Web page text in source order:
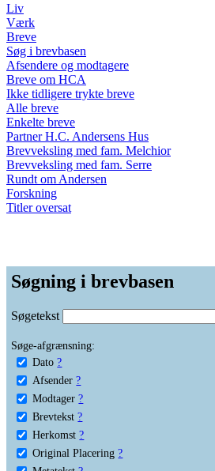
Liv
Værk
Breve
Søg i brevbasen
Afsendere og modtagere
Breve om HCA
Ikke tidligere trykte breve
Alle breve
Enkelte breve
Partner H.C. Andersens Hus
Brevveksling med fam. Melchior
Brevveksling med fam. Serre
Rundt om Andersen
Forskning
Titler oversat
Søgning i brevbasen
Søgetekst
Søge-afgrænsning:
Dato ?
Afsender ?
Modtager ?
Brevtekst ?
Herkomst ?
Original Placering ?